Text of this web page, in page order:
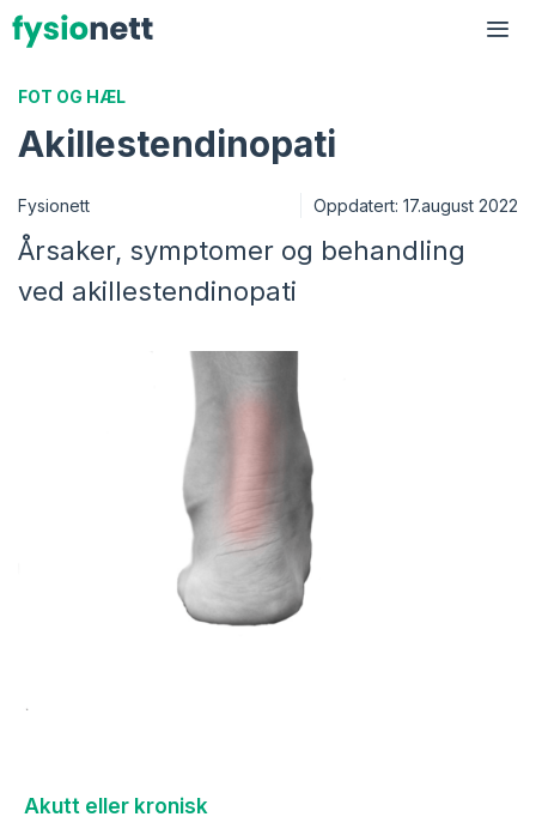
Hopp
til
FOT OG HÆL
Akillestendinopati
Fysionett Oppdatert: 17.august 2022
Årsaker, symptomer og behandling
ved akillestendinopati
Akutt eller kronisk